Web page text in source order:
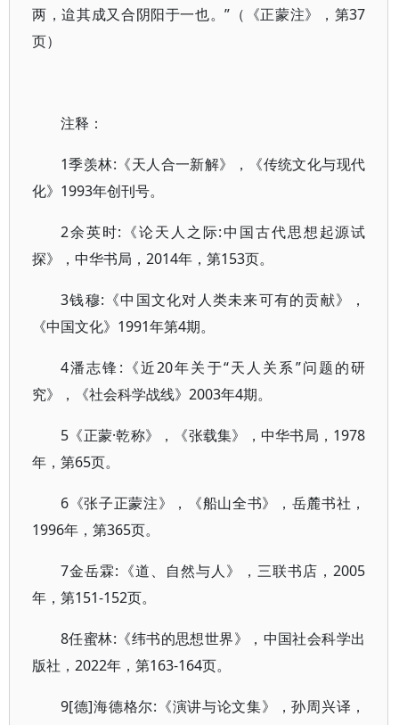
两，迨其成又合阴阳于一也。”（《正蒙注》，第37
页）
注释：
1季羡林:《天人合一新解》，《传统文化与现代
化》1993年创刊号。
2余英时:《论天人之际:中国古代思想起源试
探》，中华书局，2014年，第153页。
3钱穆:《中国文化对人类未来可有的贡献》，
《中国文化》1991年第4期。
4潘志锋:《近20年关于“天人关系”问题的研
究》，《社会科学战线》2003年4期。
5《正蒙·乾称》，《张载集》，中华书局，1978
年，第65页。
6《张子正蒙注》，《船山全书》，岳麓书社，
1996年，第365页。
7金岳霖:《道、自然与人》，三联书店，2005
年，第151-152页。
8任蜜林:《纬书的思想世界》，中国社会科学出
版社，2022年，第163-164页。
9[德]海德格尔:《演讲与论文集》，孙周兴译，